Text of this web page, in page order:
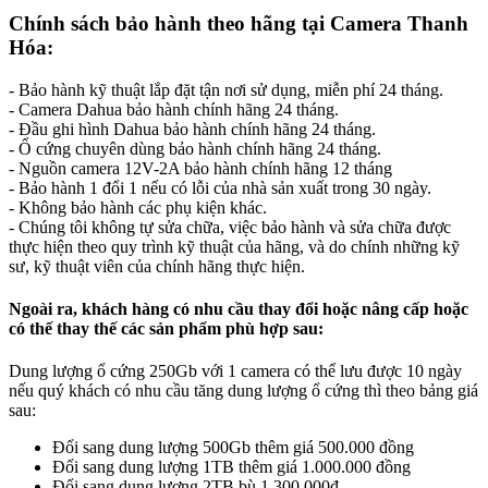
Chính sách bảo hành theo hãng tại Camera Thanh
Hóa:
- Bảo hành kỹ thuật lắp đặt tận nơi sử dụng, miễn phí 24 tháng.
- Camera Dahua bảo hành chính hãng 24 tháng.
- Đầu ghi hình Dahua bảo hành chính hãng 24 tháng.
- Ổ cứng chuyên dùng bảo hành chính hãng 24 tháng.
- Nguồn camera 12V-2A bảo hành chính hãng 12 tháng
- Bảo hành 1 đổi 1 nếu có lỗi của nhà sản xuất trong 30 ngày.
- Không bảo hành các phụ kiện khác.
- Chúng tôi không tự sửa chữa, việc bảo hành và sửa chữa được
thực hiện theo quy trình kỹ thuật của hãng, và do chính những kỹ
sư, kỹ thuật viên của chính hãng thực hiện.
Ngoài ra, khách hàng có nhu cầu thay đổi hoặc nâng cấp hoặc
có thế thay thế các sản phẩm phù hợp sau:
Dung lượng ổ cứng 250Gb với 1 camera có thể lưu được 10 ngày
nếu quý khách có nhu cầu tăng dung lượng ổ cứng thì theo bảng giá
sau:
Đổi sang dung lượng 500Gb thêm giá 500.000 đồng
Đổi sang dung lượng 1TB thêm giá 1.000.000 đồng